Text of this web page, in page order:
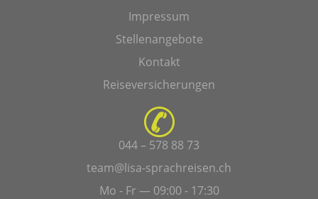
Impressum
Stellenangebote
Kontakt
Reiseversicherungen
044 – 578 88 73
team@lisa-sprachreisen.ch
Mo - Fr — 09:00 - 17:30